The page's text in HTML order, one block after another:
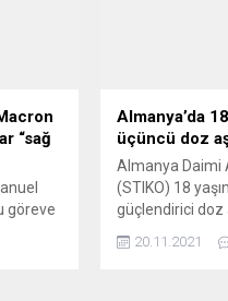
“sağ
göreve
Almanya’da
üçüncü doz
Almanya Daimi
(STIKO) 18
güçlendirici doz
dozdan altı ay
20.11.2021